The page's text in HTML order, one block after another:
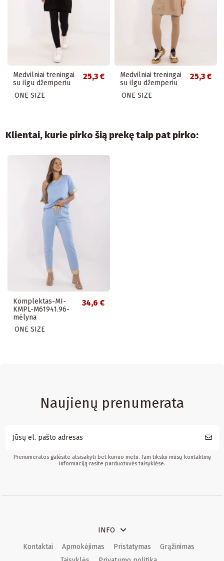
Medvilniai treningai
su ilgu džemperiu
25,3 €
ONE SIZE
Medvilniai treningai
su ilgu džemperiu
25,3 €
ONE SIZE
Klientai, kurie pirko šią prekę taip pat pirko:
Komplektas-MI-
KMPL-M61941.96-
mėlyna
34,6 €
ONE SIZE
Naujienų prenumerata
Prenumeratos galėsite atsisakyti bet kuriuo metu. Tam tikslui mūsų kontaktinę
informaciją rasite parduotuvės taisyklėse.
INFO
Kontaktai Apmokėjimas Pristatymas
Grąžinimas